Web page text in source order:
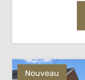
Nouveau